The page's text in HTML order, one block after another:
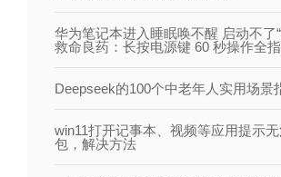
华为笔记本进入睡眠唤不醒 启动不了
救命良药：长按电源键 60 秒操作全
Deepseek的100个中老年人实用场景
win11打开记事本、视频等应用提示
包，解决方法